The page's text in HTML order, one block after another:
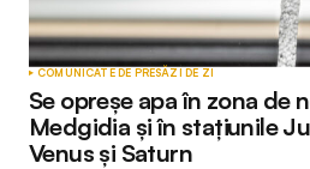
Your Name*
Your E-mail*
COMUNICATE DE PRESĂZI DE ZI
Se opreșe apa în zona de
Medgidia și în stațiunile
Venus și Saturn